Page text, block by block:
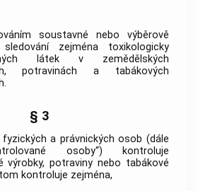
soustavné nebo výběrově
sledování zejména toxikologicky
látek v zemědělských
potravinách a tabákových
§ 3
fyzických a právnických osob (dále
osoby“) kontroluje
výrobky, potraviny nebo tabákové
kontroluje zejména,